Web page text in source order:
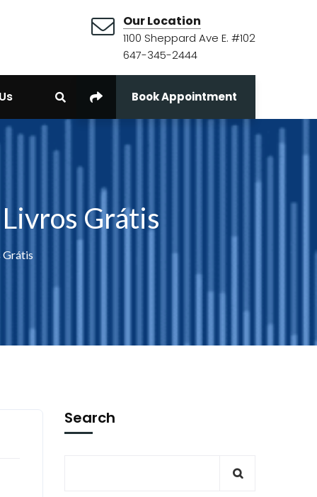
Our Location
1100 Sheppard Ave E. #102
647-345-2444
Book Appointment
Grátis
Grátis
Search